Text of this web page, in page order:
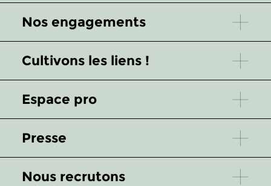
Nos engagements
Cultivons les liens !
Espace pro
Presse
Nous recrutons